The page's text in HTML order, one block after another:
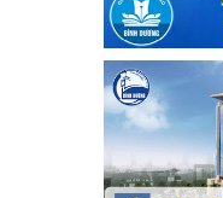
Ngày ban hành: 04/03/
Kế hoạch Tổ chức Hội
Cát Lần thứ VIII, năm
Kế hoạch Tổ chức Hội
Lần thứ VIII, năm học
Ngày ban hành: 28/12/